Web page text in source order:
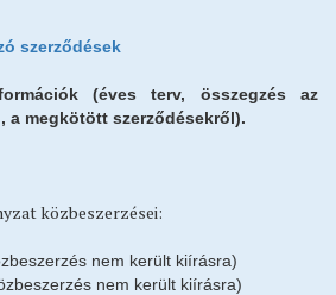
szerződések
(éves terv, összegzés az
a megkötött szerződésekről).
közbeszerzései:
nem került kiírásra)
nem került kiírásra)